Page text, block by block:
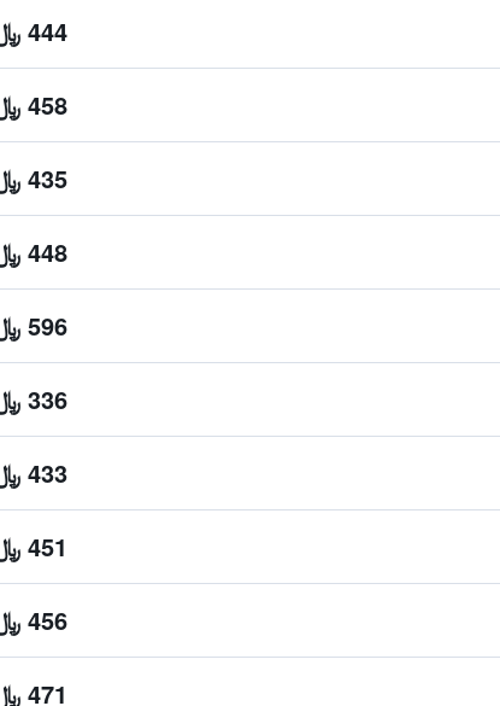
444 ﷼
458 ﷼
435 ﷼
448 ﷼
596 ﷼
336 ﷼
433 ﷼
451 ﷼
456 ﷼
471 ﷼